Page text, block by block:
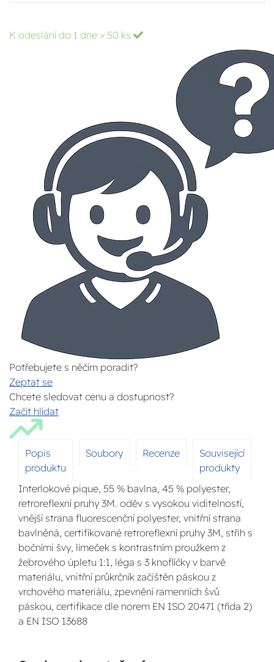
K odeslání do 1 dne > 50 ks
Potřebujete s něčím poradit?
Zeptat se
Chcete sledovat cenu a dostupnost?
Začít hlídat
Popis
produktu
Soubory Recenze
Související
produkty
Interlokové pique, 55 % bavlna, 45 % polyester,
retroreflexní pruhy 3M. oděv s vysokou viditelností,
vnější strana fluorescenční polyester, vnitřní strana
bavlněná, certifikované retroreflexní pruhy 3M, střih s
bočními švy, límeček s kontrastním proužkem z
žebrového úpletu 1:1, léga s 3 knoflíčky v barvě
materiálu, vnitřní průkrčník začištěn páskou z
vrchového materiálu, zpevnění ramenních švů
páskou, certifikace dle norem EN ISO 20471 (třída 2)
a EN ISO 13688